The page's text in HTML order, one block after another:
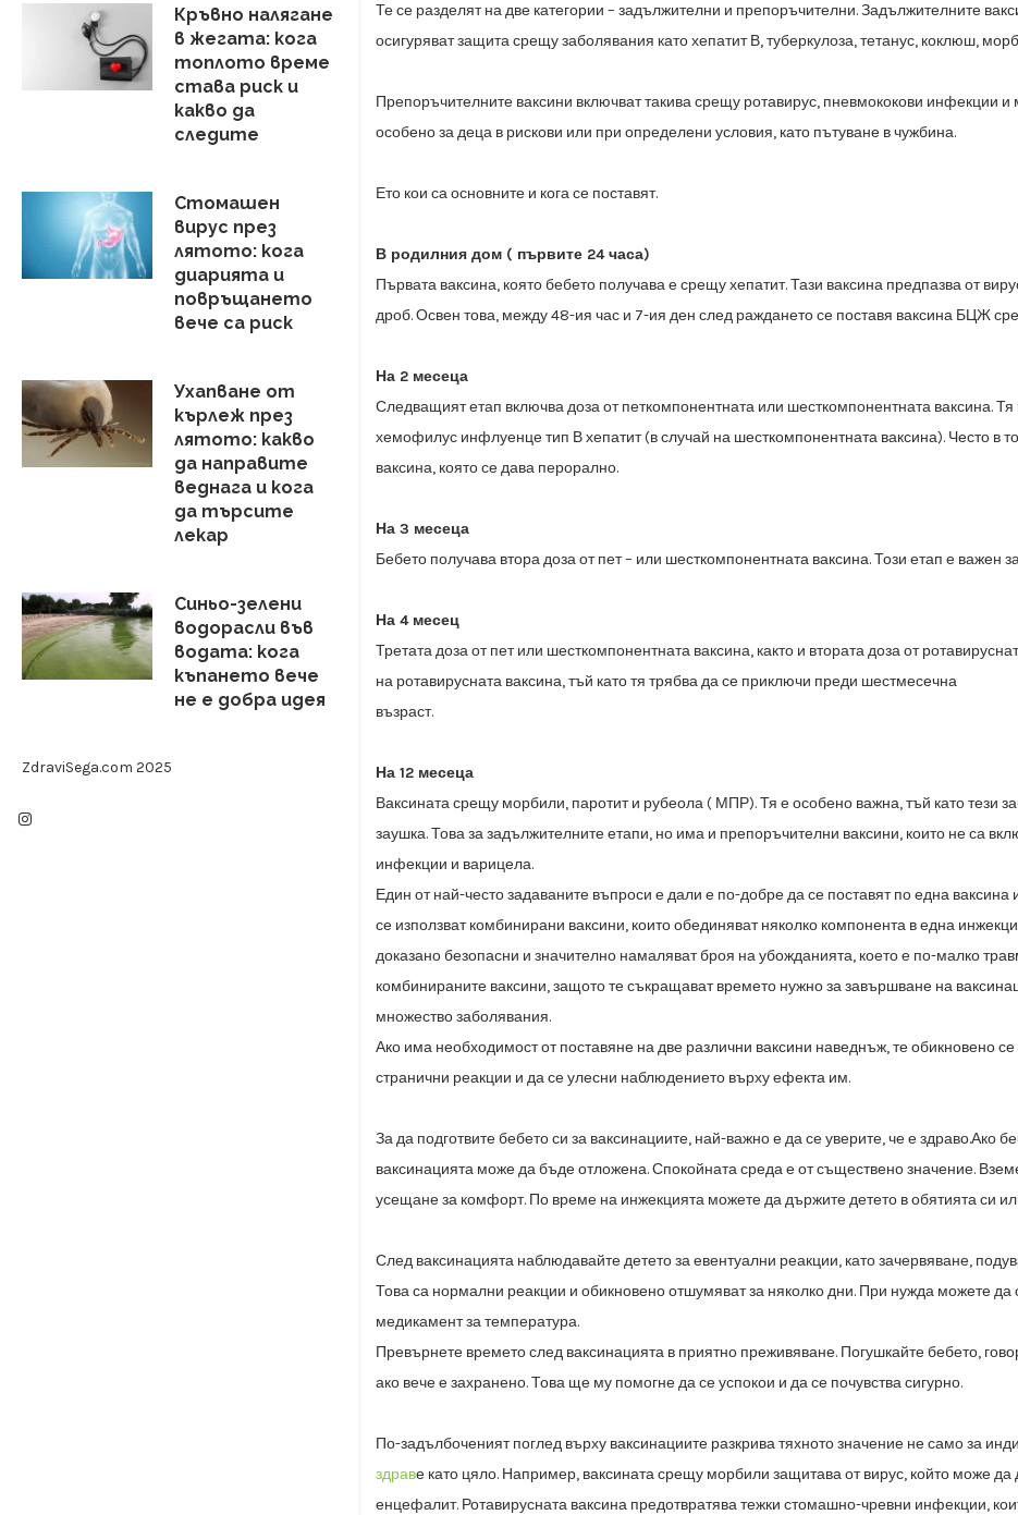
Кръвно налягане
в жегата: кога
топлото време
става риск и
какво да
следите
Стомашен
вирус през
лятото: кога
диарията и
повръщането
вече са риск
Ухапване от
кърлеж през
лятото: какво
да направите
веднага и кога
да търсите
лекар
Синьо-зелени
водорасли във
водата: кога
къпането вече
не е добра идея
ZdraviSega.com 2025
Те се разделят на две категории – задължителни и препоръчителни. Задължителните
осигуряват защитасрещу заболявания като хепатит В, туберкулоза, тетанус, коклюш,
Препоръчителните ваксини включват такива срещу ротавирус, пневмококови инфекции и
особено за деца в рискови или при определени условия, като пътуване в чужбина.
Ето кои са основните и кога се поставят.
В родилния дом ( първите 24 часа)
Първата ваксина, която бебето получава е срещу хепатит. Тази ваксина предпазва от
дроб. Освен това, между 48-ия час и 7-ия ден след раждането се поставя ваксина БЦЖ
На 2 месеца
Следващият етап включва доза от петкомпонентната или шесткомпонентната ваксина.Тя
хемофилус инфлуенце тип В хепатит (в случай на шесткомпонентната ваксина). Често в
ваксина, която се дава перорално.
На 3 месеца
Бебето получава втора доза от пет – или шесткомпонентната ваксина. Този етап е важен
На 4 месец
Третата доза от пет или шесткомпонентната ваксина, както и втората доза от
на ротавирусната ваксина, тъй като тя трябва да се приключи преди шестмесечна
възраст.
На 12 месеца
Ваксината срещу морбили, паротит и рубеола ( МПР). Тя е особено важна, тъй катотези
заушка.Това за задължителните етапи, но има и препоръчителни ваксини, които не са
инфекции и варицела.
Един от най-често задаваните въпроси е дали е по-добре да се поставят по една
се използват комбинирани ваксини, които обединяват няколко компонента в една
доказано безопасни и значително намаляват броя на убожданията, което е по-малко
комбинираните ваксини, защото тесъкращават времето нужно за завършване на
множество заболявания.
Ако има необходимост от поставяне на две различни ваксини наведнъж, теобикновено
странични реакции и да се улесни наблюдението върху ефекта им.
За да подготвите бебето си за ваксинациите, най-важно е да се уверите, че е здраво.Ако
ваксинацията може да бъдеотложена. Спокойната среда е от съществено значение.
усещане за комфорт. По време на инжекцията можетеда държите детето в обятията си
След ваксинацията наблюдавайте детето за евентуални реакции, като зачервяване,
Това са нормални реакции и обикновено отшумяват за няколко дни. При нужда можете да
медикамент за температура.
Превърнете времето след ваксинацията в приятно преживяване. Погушкайте бебето,
ако вече е захранено.Това ще му помогне да се успокои и да се почувства сигурно.
По-задълбоченият поглед върху ваксинациите разкрива тяхното значение не само за
здраве като цяло. Например, ваксината срещу морбили защитава от вирус, който може да
енцефалит. Ротавирусната ваксина предотвратява тежки стомашно-чревни инфекции,